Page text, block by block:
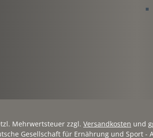
Mehrwertsteuer zzgl. Versandkosten und
Gesellschaft für Ernährung und Sport -